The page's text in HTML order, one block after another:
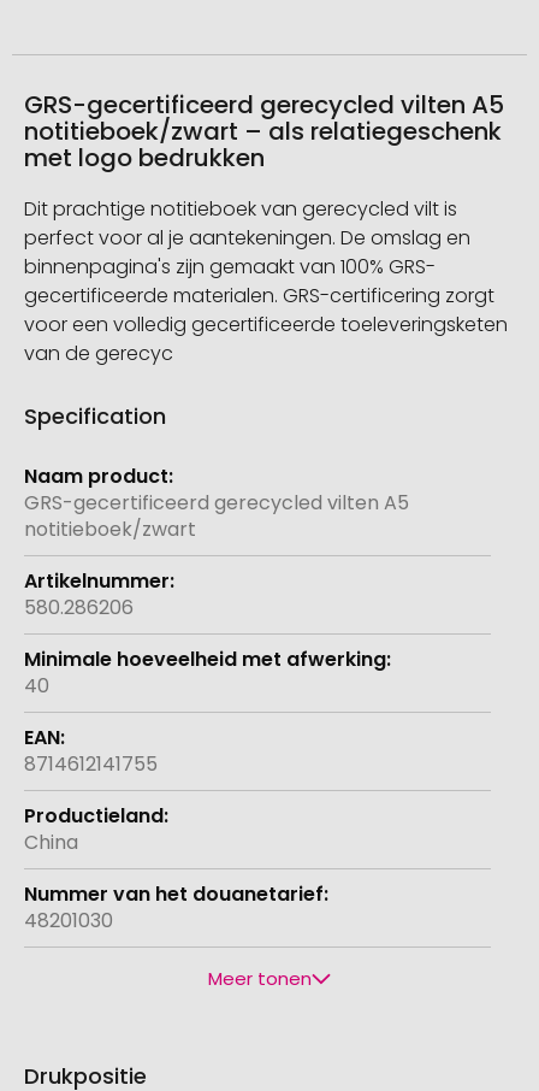
GRS-gecertificeerd gerecycled vilten A5
notitieboek/zwart – als relatiegeschenk
met logo bedrukken
Dit prachtige notitieboek van gerecycled vilt is
perfect voor al je aantekeningen. De omslag en
binnenpagina's zijn gemaakt van 100% GRS-
gecertificeerde materialen. GRS-certificering zorgt
voor een volledig gecertificeerde toeleveringsketen
van de gerecyc
Specification
Meer
informatie
GRS-gecertificeerd gerecycled vilten A5
notitieboek/zwart
580.286206
40
8714612141755
China
48201030
Meer tonen
Drukpositie